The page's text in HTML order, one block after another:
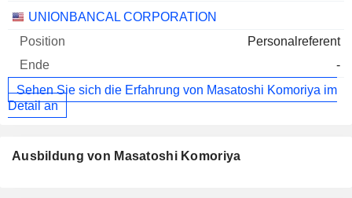
UNIONBANCAL CORPORATION
Personalreferent
-
Sehen Sie sich die Erfahrung von Masatoshi Komoriya im
Detail an
Ausbildung von Masatoshi Komoriya